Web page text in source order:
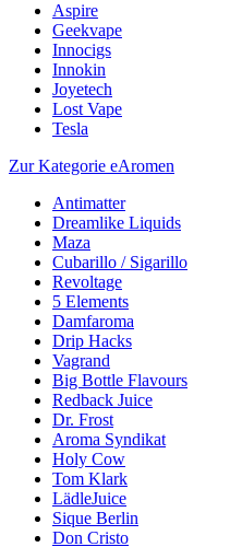
Aspire
Geekvape
Innocigs
Innokin
Joyetech
Lost Vape
Tesla
Zur Kategorie eAromen
Antimatter
Dreamlike Liquids
Maza
Cubarillo / Sigarillo
Revoltage
5 Elements
Damfaroma
Drip Hacks
Vagrand
Big Bottle Flavours
Redback Juice
Dr. Frost
Aroma Syndikat
Holy Cow
Tom Klark
LädleJuice
Sique Berlin
Don Cristo